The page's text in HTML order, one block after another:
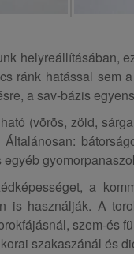
helyreállításában,
ránk hatással sem
a sav-bázis
(vörös, zöld,
a
is használják. A
szem-és
szakaszánál és